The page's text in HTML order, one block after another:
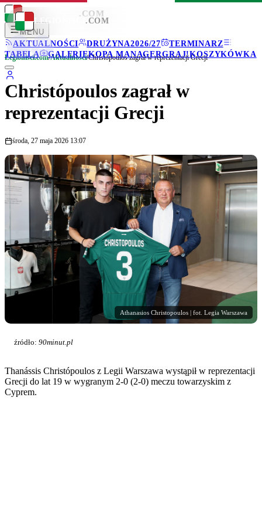
LEGIONISCI .COM
MENU
AKTUALNOŚCI
DRUŻYNA2026/27
TERMINARZ
TABELA
GALERIEKOPA MANAGERGRAJ!KOSZYKÓWKA
LEGIONISCI .COM
Legionisci.com/Aktualności/Christópoulos zagrał w reprezentacji Grecji
Christópoulos zagrał w
reprezentacji Grecji
środa, 27 maja 2026 13:07
Athanasios Christopoulos | fot. Legia Warszawa
źródło: 90minut.pl
Thanássis Christópoulos z Legii Warszawa wystąpił w reprezentacji
Grecji do lat 19 w wygranym 2-0 (2-0) meczu towarzyskim z
Cyprem.